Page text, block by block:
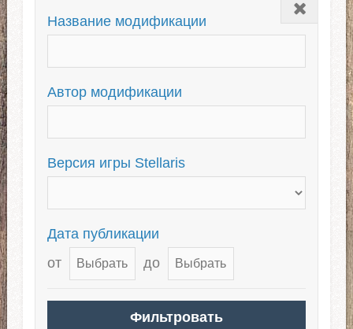
Закрыть
Название модификации
Автор модификации
Версия игры Stellaris
Дата публикации
от
до